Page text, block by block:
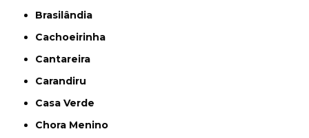
Brasilândia
Cachoeirinha
Cantareira
Carandiru
Casa Verde
Chora Menino